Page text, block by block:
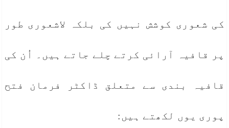
کی شعوری کوشش نہیں کی بلکہ لاشعوری طور
پر قافیہ آرائی کرتے چلے جاتے ہیں۔ اُن کی
قافیہ بندی سے متعلق ڈاکٹر فرمان فتح
پوری یوں لکھتے ہیں: